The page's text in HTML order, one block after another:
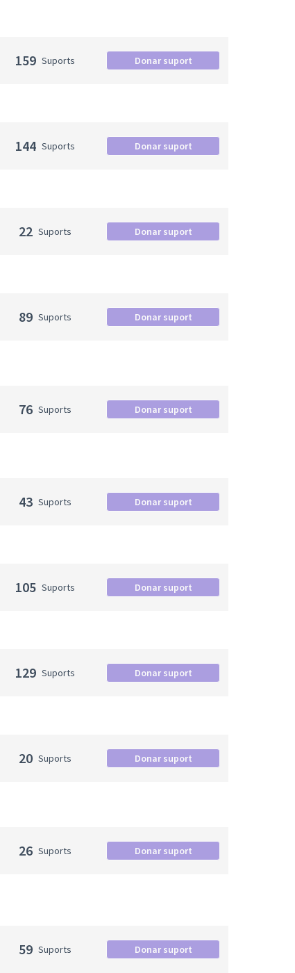
159 Suports Donar suport
144 Suports Donar suport
22 Suports Donar suport
89 Suports Donar suport
76 Suports Donar suport
43 Suports Donar suport
105 Suports Donar suport
129 Suports Donar suport
20 Suports Donar suport
26 Suports Donar suport
59 Suports Donar suport